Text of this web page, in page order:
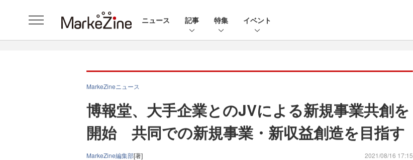
ニュース 記事 特集 イベント
MarkeZineニュース
博報堂、大手企業とのJVによる新規事業共創を
開始 共同での新規事業・新収益創造を目指す
MarkeZine編集部[著] 2021/08/16 17:15